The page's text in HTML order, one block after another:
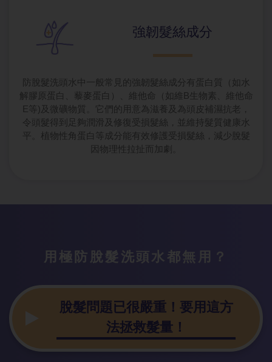
強韌髮絲成分
防脫髮洗頭水中一般常見的強韌髮絲成分有蛋白質（如水
解膠原蛋白、藜麥蛋白）、維他命（如維B生物素、維他命
E等)及微礦物質。它們的用意為滋養及為頭皮補濕抗老，
令頭髮得到足夠潤滑及修復受損髮絲，並維持髮質健康水
平。植物性角蛋白等成分能有效修護受損髮絲，減少脫髮
因物理性拉扯而加劇。
用極防脫髮洗頭水都無用？
脫髮問題已很嚴重！要用這方
法拯救髮量！